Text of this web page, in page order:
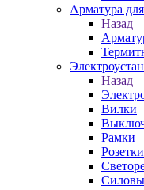
Арматура
Назад
Назад
Вилки
Рамки
Розетки